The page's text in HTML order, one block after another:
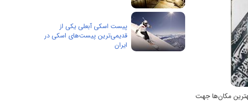
مکان‌ها جهت
پیست اسکی آبعلی یکی از
قدیمی‌ترین پیست‌های اسکی در
ایران